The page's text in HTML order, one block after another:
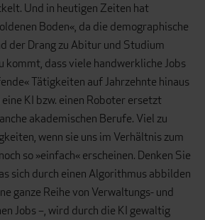
Und in heutigen Zeiten hat
Boden«, da die demographische
der Drang zu Abitur und Studium
kommt, dass viele handwerkliche Jobs
Tätigkeiten auf Jahrzehnte hinaus
KI bzw. einen Roboter ersetzt
akademischen Berufe. Viel zu
wenn sie uns im Verhältnis zum
so »einfach« erscheinen. Denken Sie
sich durch einen Algorithmus abbilden
ganze Reihe von Verwaltungs- und
Jobs –, wird durch die KI gewaltig